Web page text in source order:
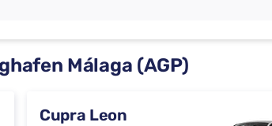
Málaga (AGP)
Cupra Leon